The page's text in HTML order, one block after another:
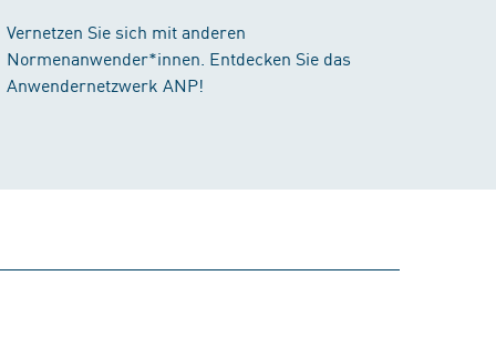
Vernetzen Sie sich mit anderen
Normenanwender*innen. Entdecken Sie das
Anwendernetzwerk ANP!